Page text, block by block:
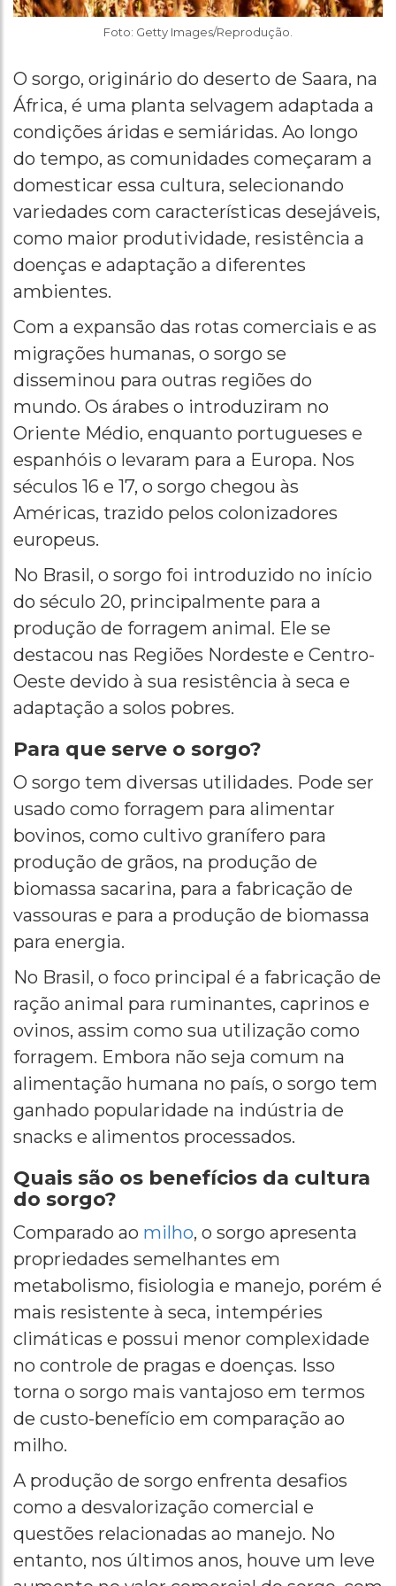
Foto: Getty Images/Reprodução.
O sorgo, originário do deserto de Saara, na
África, é uma planta selvagem adaptada a
condições áridas e semiáridas. Ao longo
do tempo, as comunidades começaram a
domesticar essa cultura, selecionando
variedades com características desejáveis,
como maior produtividade, resistência a
doenças e adaptação a diferentes
ambientes.
Com a expansão das rotas comerciais e as
migrações humanas, o sorgo se
disseminou para outras regiões do
mundo. Os árabes o introduziram no
Oriente Médio, enquanto portugueses e
espanhóis o levaram para a Europa. Nos
séculos 16 e 17, o sorgo chegou às
Américas, trazido pelos colonizadores
europeus.
No Brasil, o sorgo foi introduzido no início
do século 20, principalmente para a
produção de forragem animal. Ele se
destacou nas Regiões Nordeste e Centro-
Oeste devido à sua resistência à seca e
adaptação a solos pobres.
Para que serve o sorgo?
O sorgo tem diversas utilidades. Pode ser
usado como forragem para alimentar
bovinos, como cultivo granífero para
produção de grãos, na produção de
biomassa sacarina, para a fabricação de
vassouras e para a produção de biomassa
para energia.
No Brasil, o foco principal é a fabricação de
ração animal para ruminantes, caprinos e
ovinos, assim como sua utilização como
forragem. Embora não seja comum na
alimentação humana no país, o sorgo tem
ganhado popularidade na indústria de
snacks e alimentos processados.
Quais são os benefícios da cultura
do sorgo?
Comparado ao milho, o sorgo apresenta
propriedades semelhantes em
metabolismo, fisiologia e manejo, porém é
mais resistente à seca, intempéries
climáticas e possui menor complexidade
no controle de pragas e doenças. Isso
torna o sorgo mais vantajoso em termos
de custo-benefício em comparação ao
milho.
A produção de sorgo enfrenta desafios
como a desvalorização comercial e
questões relacionadas ao manejo. No
entanto, nos últimos anos, houve um leve